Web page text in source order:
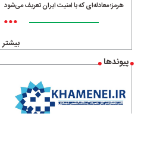
هرمز؛ معادله‌ای که با امنیت ایران تعریف می‌شود
•••
بیشتر
پیوندها